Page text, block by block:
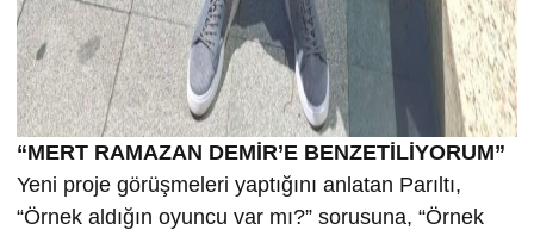
“MERT RAMAZAN DEMİR’E BENZETİLİYORUM”
Yeni proje görüşmeleri yaptığını anlatan Parıltı,
“Örnek aldığın oyuncu var mı?” sorusuna, “Örnek